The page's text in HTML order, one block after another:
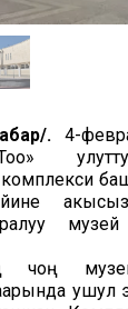
. 4-
акысыз
музей
чоң
ушул